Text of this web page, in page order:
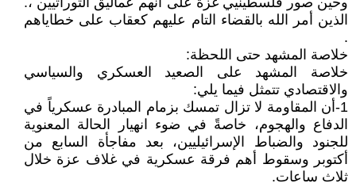
الذين أمر الله بالقضاء التام عليهم كعقاب على خطاياهم
.
خلاصة المشهد حتى اللحظة:
خلاصة المشهد على الصعيد العسكري والسياسي
والاقتصادي تتمثل فيما يلي:
1-أن المقاومة لا تزال تمسك بزمام المبادرة عسكرياً في
الدفاع والهجوم، خاصةً في ضوء انهيار الحالة المعنوية
للجنود والضباط الإسرائيليين، بعد مفاجأة السابع من
أكتوبر وسقوط أهم فرقة عسكرية في غلاف عزة خلال
ثلاث ساعات.